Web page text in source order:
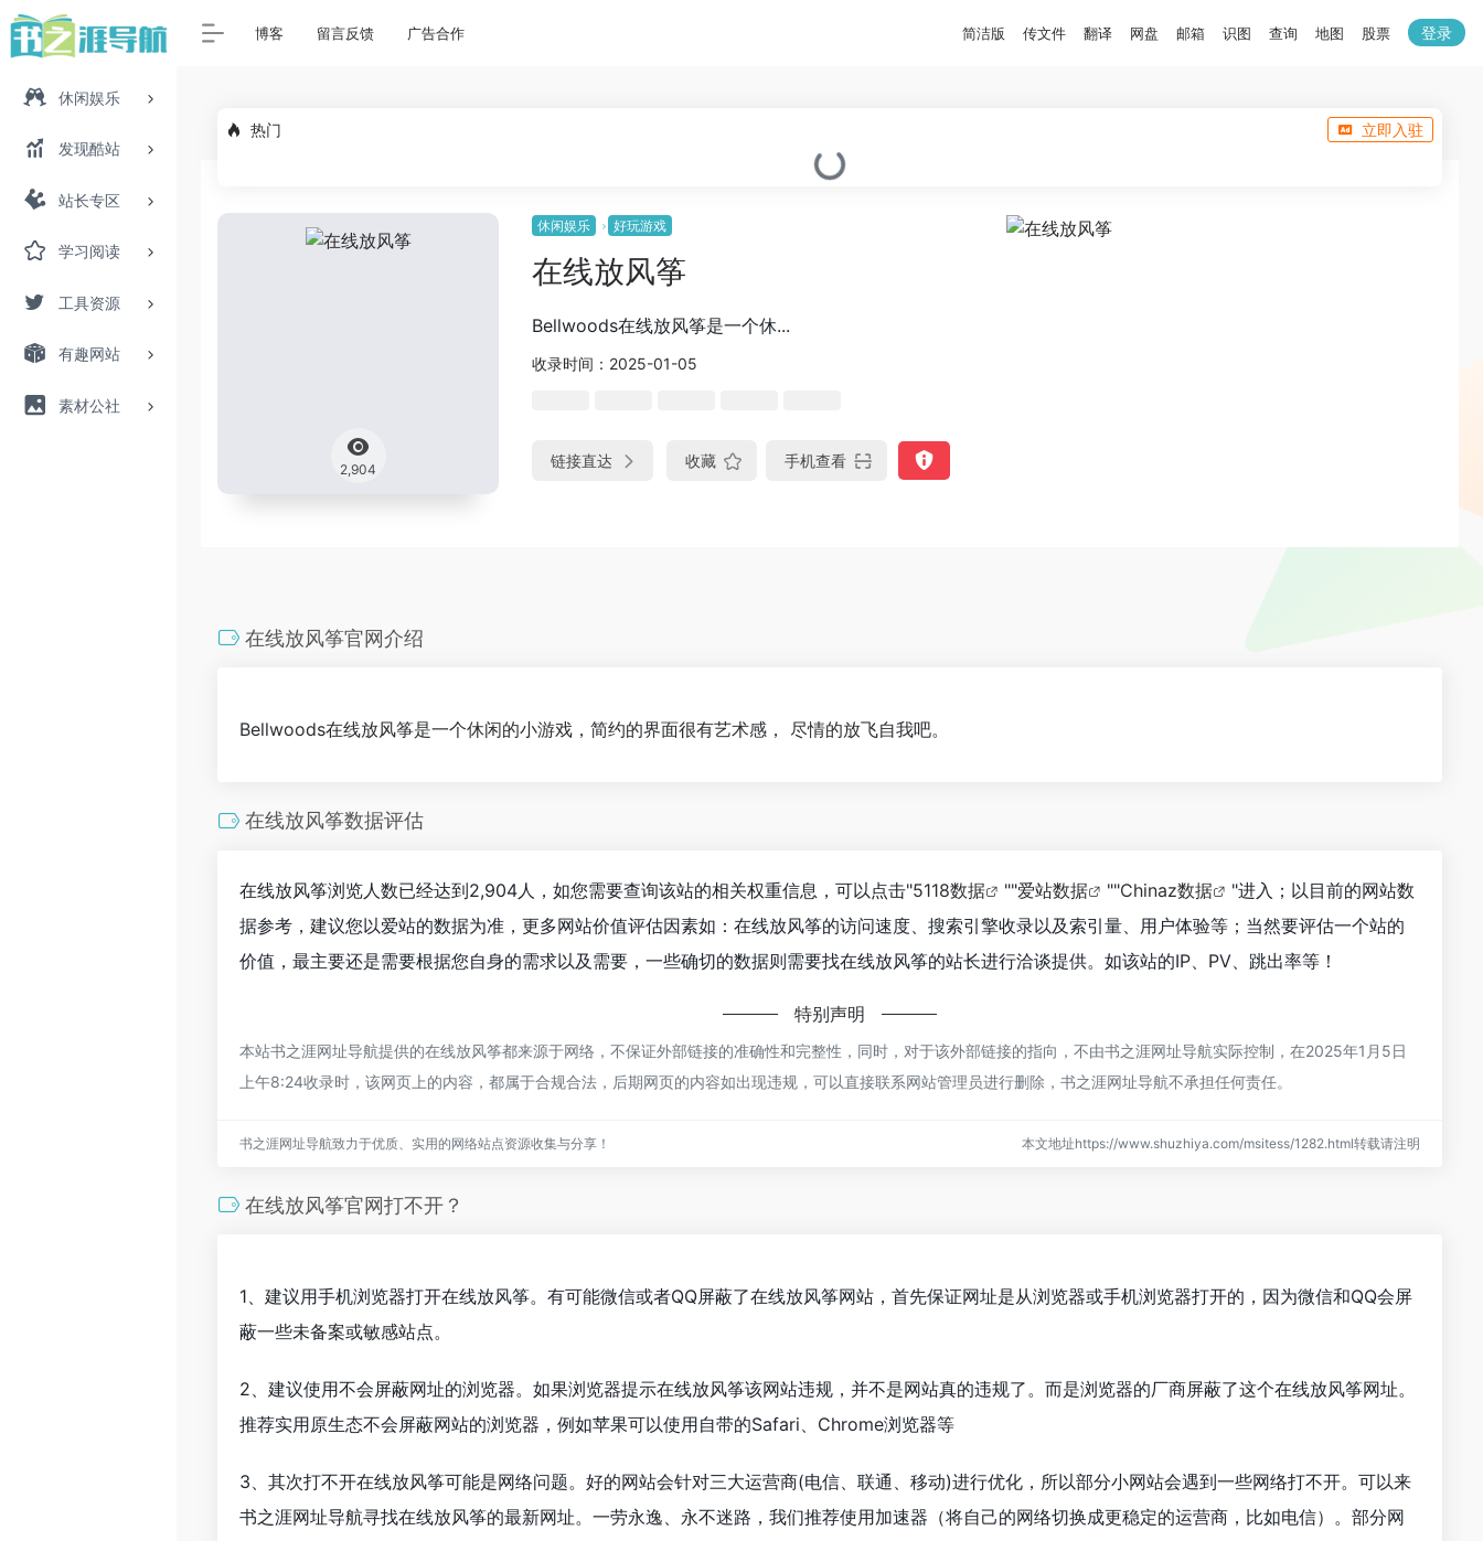
休闲娱乐
发现酷站
站长专区
学习阅读
工具资源
有趣网站
素材公社
博客 留言反馈 广告合作 简洁版 传文件 翻译 网盘 邮箱 识图 查询 地图 股票 登录
热门 立即入驻
2,904
休闲娱乐 好玩游戏
在线放风筝
Bellwoods在线放风筝是一个休...
收录时间：2025-01-05
链接直达 收藏 手机查看
在线放风筝官网介绍
Bellwoods在线放风筝是一个休闲的小游戏，简约的界面很有艺术感， 尽情的放飞自我吧。
在线放风筝数据评估
在线放风筝浏览人数已经达到2,904人，如您需要查询该站的相关权重信息，可以点击"5118数据 ""爱站数据 ""Chinaz数据
"进入；以目前的网站数
据参考，建议您以爱站的数据为准，更多网站价值评估因素如：在线放风筝的访问速度、搜索引擎收录以及索引量、用户体验等；当然要评估一个站的
价值，最主要还是需要根据您自身的需求以及需要，一些确切的数据则需要找在线放风筝的站长进行洽谈提供。如该站的IP、PV、跳出率等！
特别声明
本站书之涯网址导航提供的在线放风筝都来源于网络，不保证外部链接的准确性和完整性，同时，对于该外部链接的指向，不由书之涯网址导航实际控制，在2025年1月5日
上午8:24收录时，该网页上的内容，都属于合规合法，后期网页的内容如出现违规，可以直接联系网站管理员进行删除，书之涯网址导航不承担任何责任。
书之涯网址导航致力于优质、实用的网络站点资源收集与分享！ 本文地址https://www.shuzhiya.com/msitess/1282.html转载请注明
在线放风筝官网打不开？
1、建议用手机浏览器打开在线放风筝。有可能微信或者QQ屏蔽了在线放风筝网站，首先保证网址是从浏览器或手机浏览器打开的，因为微信和QQ会屏
蔽一些未备案或敏感站点。
2、建议使用不会屏蔽网址的浏览器。如果浏览器提示在线放风筝该网站违规，并不是网站真的违规了。而是浏览器的厂商屏蔽了这个在线放风筝网址。
推荐实用原生态不会屏蔽网站的浏览器，例如苹果可以使用自带的Safari、Chrome浏览器等
3、其次打不开在线放风筝可能是网络问题。好的网站会针对三大运营商(电信、联通、移动)进行优化，所以部分小网站会遇到一些网络打不开。可以来
书之涯网址导航寻找在线放风筝的最新网址。一劳永逸、永不迷路，我们推荐使用加速器（将自己的网络切换成更稳定的运营商，比如电信）。部分网